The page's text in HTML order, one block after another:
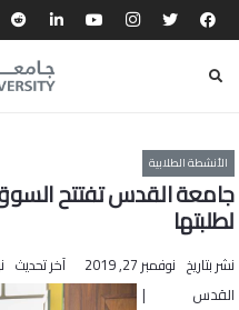
الأنشطة الطلابية
جامعة القدس تفتتح
لطلبتها
نشر بتاريخ نوفمبر 27, 2019 آخر تحديث
القدس |